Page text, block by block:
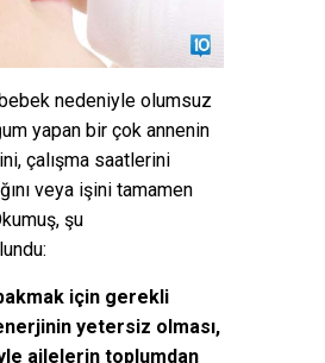
nedeniyle olumsuz
yapan bir çok annenin
çalışma saatlerini
veya işini tamamen
şu
için gerekli
yetersiz olması,
ailelerin toplumdan